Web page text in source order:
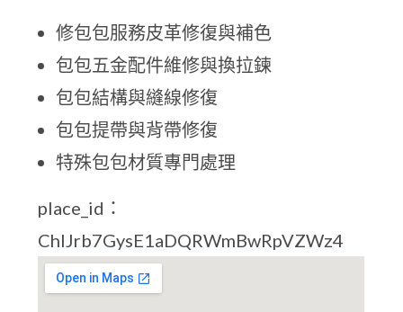
修包包服務皮革修復與補色
包包五金配件維修與換拉鍊
包包結構與縫線修復
包包提帶與背帶修復
特殊包包材質專門處理
place_id：
ChIJrb7GysE1aDQRWmBwRpVZWz4